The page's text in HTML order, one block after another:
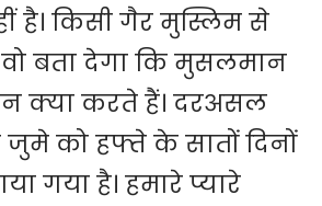
है। किसी गैर मुस्लिम से
बता देगा कि मुसलमान
क्या करते हैं। दरअसल
जुमे को हफ्ते के सातों दिनों
गया है। हमारे प्यारे